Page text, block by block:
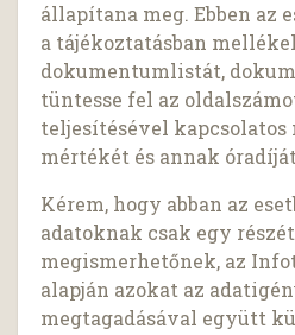
állapítana meg. Ebben az
a tájékoztatásban
dokumentumlistát,
tüntesse fel az
teljesítésével
mértékét és annak
Kérem, hogy abban az
adatoknak csak egy
megismerhetőnek, az
alapján azokat az
megtagadásával együtt